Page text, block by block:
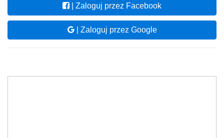
| Zaloguj przez Facebook
| Zaloguj przez Google